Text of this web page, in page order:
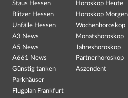
Staus Hessen
Blitzer Hessen
Unfälle Hessen
A3 News
A5 News
A661 News
Günstig tanken
Parkhäuser
Flugplan Frankfurt
Horoskop Heute
Horoskop Morgen
Wochenhoroskop
Monatshoroskop
Jahreshoroskop
Partnerhoroskop
Aszendent